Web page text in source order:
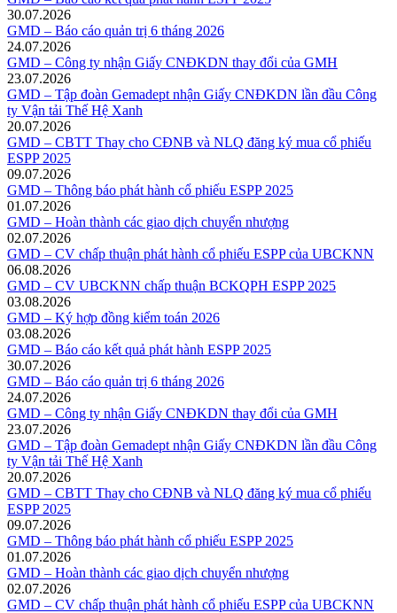
30.07.2026
GMD – Báo cáo quản trị 6 tháng 2026
24.07.2026
GMD – Công ty nhận Giấy CNĐKDN thay đổi của GMH
23.07.2026
GMD – Tập đoàn Gemadept nhận Giấy CNĐKDN lần đầu Công
ty Vận tải Thế Hệ Xanh
20.07.2026
GMD – CBTT Thay cho CĐNB và NLQ đăng ký mua cổ phiếu
ESPP 2025
09.07.2026
GMD – Thông báo phát hành cổ phiếu ESPP 2025
01.07.2026
GMD – Hoàn thành các giao dịch chuyển nhượng
02.07.2026
GMD – CV chấp thuận phát hành cổ phiếu ESPP của UBCKNN
06.08.2026
GMD – CV UBCKNN chấp thuận BCKQPH ESPP 2025
03.08.2026
GMD – Ký hợp đồng kiểm toán 2026
03.08.2026
GMD – Báo cáo kết quả phát hành ESPP 2025
30.07.2026
GMD – Báo cáo quản trị 6 tháng 2026
24.07.2026
GMD – Công ty nhận Giấy CNĐKDN thay đổi của GMH
23.07.2026
GMD – Tập đoàn Gemadept nhận Giấy CNĐKDN lần đầu Công
ty Vận tải Thế Hệ Xanh
20.07.2026
GMD – CBTT Thay cho CĐNB và NLQ đăng ký mua cổ phiếu
ESPP 2025
09.07.2026
GMD – Thông báo phát hành cổ phiếu ESPP 2025
01.07.2026
GMD – Hoàn thành các giao dịch chuyển nhượng
02.07.2026
GMD – CV chấp thuận phát hành cổ phiếu ESPP của UBCKNN